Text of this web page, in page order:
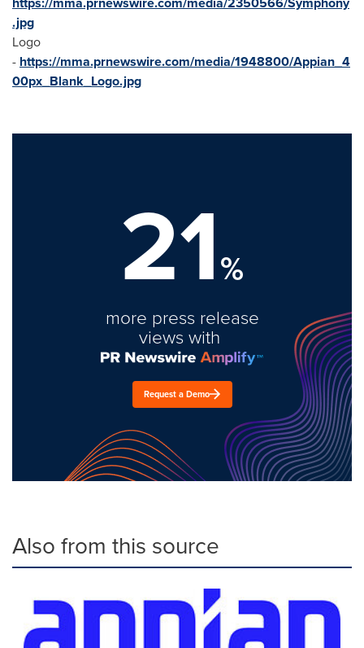
.jpg
Logo
- https://mma.prnewswire.com/media/1948800/Appian_4
00px_Blank_Logo.jpg
21%
more press release
views with
Request a Demo
Also from this source